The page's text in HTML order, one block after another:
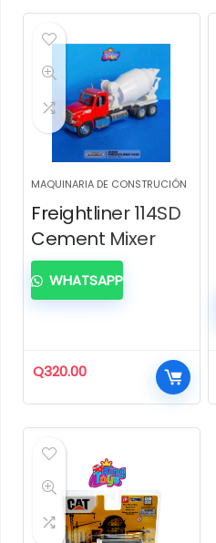
Q200.00.Q130.00.
MAQUINARIA DE CONSTRUCIÓN
Freightliner 114SD
Cement Mixer
Q320.00
WHATSAPP